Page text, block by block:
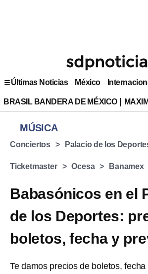
Últimas Noticias México
BRASIL BANDERA DE MÉXICO
MÚSICA
Conciertos Palacio de los
Ticketmaster Ocesa Banamex
Babasónicos en el
de los Deportes:
boletos, fecha y
Te damos precios de boletos,